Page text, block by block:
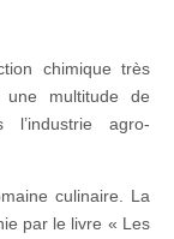
chimique très
une multitude de
l’industrie agro-
culinaire. La
par le livre « Les